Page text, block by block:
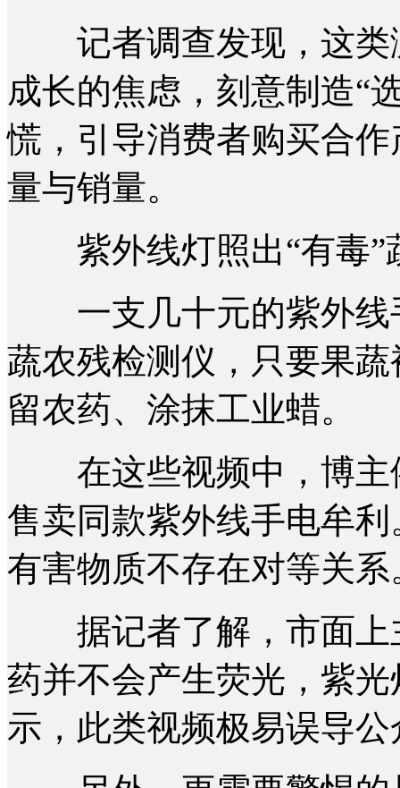
记者调查发现，这类
成长的焦虑，刻意制造“
慌，引导消费者购买合
量与销量。
紫外线灯照出“有毒”
一支几十元的紫外线
蔬农残检测仪，只要果
留农药、涂抹工业蜡。
在这些视频中，博主
售卖同款紫外线手电牟
有害物质不存在对等关系
据记者了解，市面上
药并不会产生荧光，紫
示，此类视频极易误导